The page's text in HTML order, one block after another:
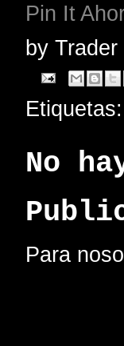
Pin It
by Trader
Etiquetas:
No
Para